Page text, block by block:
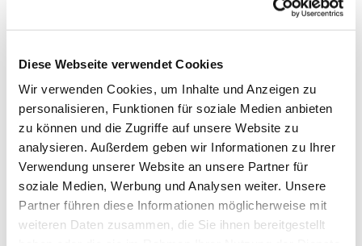
Diese Webseite verwendet Cookies
Wir verwenden Cookies, um Inhalte und Anzeigen zu
personalisieren, Funktionen für soziale Medien anbieten
zu können und die Zugriffe auf unsere Website zu
analysieren. Außerdem geben wir Informationen zu Ihrer
Verwendung unserer Website an unsere Partner für
soziale Medien, Werbung und Analysen weiter. Unsere
Partner führen diese Informationen möglicherweise mit
weiteren Daten zusammen, die Sie ihnen bereitgestellt
kommen?
harter Arbeit viel Spaß.